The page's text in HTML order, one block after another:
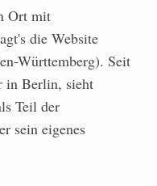
Ort mit
die Website
Württemberg). Seit
in Berlin, sieht
Teil der
sein eigenes